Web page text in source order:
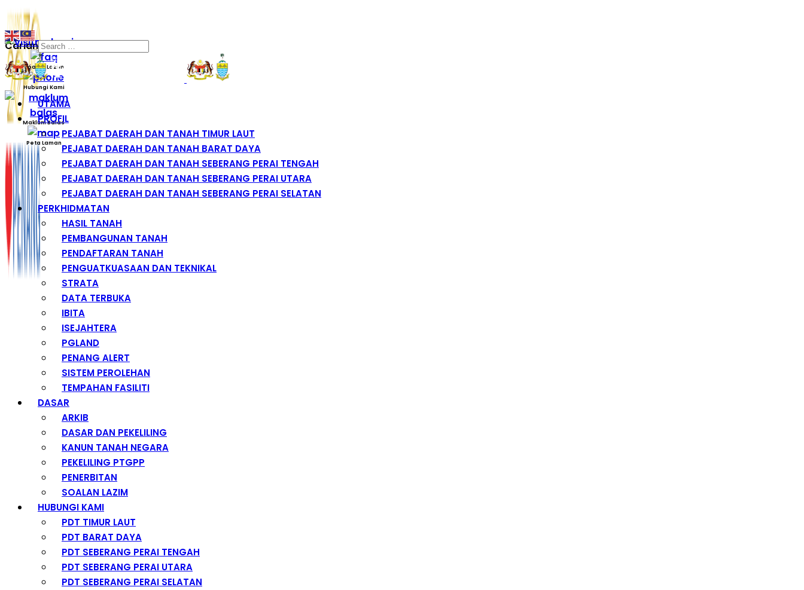
Carian
Soalan Lazim
Hubungi Kami
Maklum Balas
Peta Laman
UTAMA
PROFIL
PEJABAT DAERAH DAN TANAH TIMUR LAUT
PEJABAT DAERAH DAN TANAH BARAT DAYA
PEJABAT DAERAH DAN TANAH SEBERANG PERAI TENGAH
PEJABAT DAERAH DAN TANAH SEBERANG PERAI UTARA
PEJABAT DAERAH DAN TANAH SEBERANG PERAI SELATAN
PERKHIDMATAN
HASIL TANAH
PEMBANGUNAN TANAH
PENDAFTARAN TANAH
PENGUATKUASAAN DAN TEKNIKAL
STRATA
DATA TERBUKA
IBITA
ISEJAHTERA
PGLAND
PENANG ALERT
SISTEM PEROLEHAN
TEMPAHAN FASILITI
DASAR
ARKIB
DASAR DAN PEKELILING
KANUN TANAH NEGARA
PEKELILING PTGPP
PENERBITAN
SOALAN LAZIM
HUBUNGI KAMI
PDT TIMUR LAUT
PDT BARAT DAYA
PDT SEBERANG PERAI TENGAH
PDT SEBERANG PERAI UTARA
PDT SEBERANG PERAI SELATAN